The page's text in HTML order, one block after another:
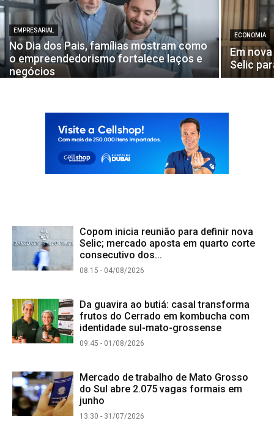
EMPRESARIAL
No Dia dos Pais, famílias mostram como
o empreendedorismo fortalece laços e
negócios
ECONOMIA
Em
Selic
Copom inicia reunião para definir nova
Selic; mercado aposta em quarto corte
consecutivo dos...
08:15 - 04/08/2026
Da guavira ao butiá: casal transforma
frutos do Cerrado em kombucha com
identidade sul-mato-grossense
09:45 - 01/08/2026
Mercado de trabalho de Mato Grosso
do Sul abre 2.075 vagas formais em
junho
13:30 - 31/07/2026